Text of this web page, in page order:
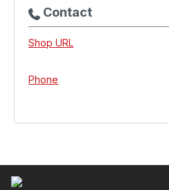
Contact
Shop URL
Phone